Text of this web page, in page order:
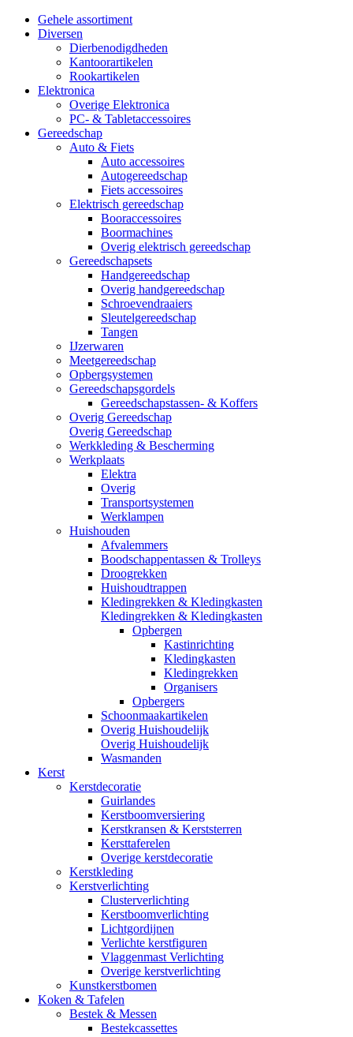
Gehele assortiment
Diversen
Dierbenodigdheden
Kantoorartikelen
Rookartikelen
Elektronica
Overige Elektronica
PC- & Tabletaccessoires
Gereedschap
Auto & Fiets
Auto accessoires
Autogereedschap
Fiets accessoires
Elektrisch gereedschap
Booraccessoires
Boormachines
Overig elektrisch gereedschap
Gereedschapsets
Handgereedschap
Overig handgereedschap
Schroevendraaiers
Sleutelgereedschap
Tangen
IJzerwaren
Meetgereedschap
Opbergsystemen
Gereedschapsgordels
Gereedschapstassen- & Koffers
Overig Gereedschap
Overig Gereedschap
Werkkleding & Bescherming
Werkplaats
Elektra
Overig
Transportsystemen
Werklampen
Huishouden
Afvalemmers
Boodschappentassen & Trolleys
Droogrekken
Huishoudtrappen
Kledingrekken & Kledingkasten
Kledingrekken & Kledingkasten
Opbergen
Kastinrichting
Kledingkasten
Kledingrekken
Organisers
Opbergers
Schoonmaakartikelen
Overig Huishoudelijk
Overig Huishoudelijk
Wasmanden
Kerst
Kerstdecoratie
Guirlandes
Kerstboomversiering
Kerstkransen & Kerststerren
Kersttaferelen
Overige kerstdecoratie
Kerstkleding
Kerstverlichting
Clusterverlichting
Kerstboomverlichting
Lichtgordijnen
Verlichte kerstfiguren
Vlaggenmast Verlichting
Overige kerstverlichting
Kunstkerstbomen
Koken & Tafelen
Bestek & Messen
Bestekcassettes